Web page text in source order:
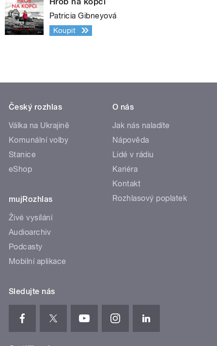
Patricia Gibneyová
Koupit
Český rozhlas
Válka na Ukrajině
Komunální volby
Stanice
eShop
mujRozhlas
Živé vysílání
Audioarchiv
Podcasty
Mobilní aplikace
O nás
Jak nás naladíte
Nápověda
Lidé v rádiu
Kariéra
Kontakt
Rozhlasový poplatek
Sledujte nás